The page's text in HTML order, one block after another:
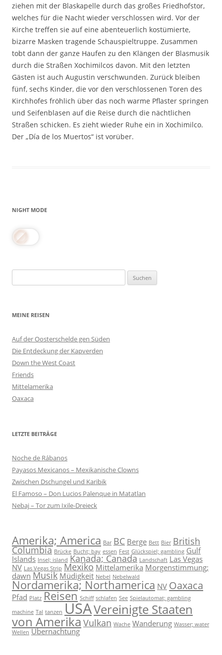
ziehen mit der Blaskapelle durch das großes Friedhofstor,
welches für die Nacht wieder verschlossen wird. Vor der
Kirche treffen sie auf eine abenteuerlich kostümierte,
bizarre Masken tragende Schauspieltruppe. Zusammen
tobt dann der ganze Haufen zu den Klängen der Blasmusik
durch die Straßen Xochimilcos davon. Mit den letzten
Gästen ist auch Augustin verschwunden. Zurück bleiben
fünf, sechs Kinder, die vor den verschlossenen Toren des
Kirchhofes fröhlich über das noch warme Pflaster springen
und Seifenblasen auf die Reise durch die nächtlichen
Straßen schicken. Es zieht wieder Ruhe ein in Xochimilco.
Der „Día de los Muertos“ ist vorüber.
NIGHT MODE
nach:
MEINE REISEN
Auf der Oosterschelde gen Süden
Die Entdeckung der Kapverden
Down the West Coast
Friends
Mittelamerika
Oaxaca
LETZTE BEITRÄGE
Noche de Rábanos
Payasos Mexicanos – Mexikanische Clowns
Zwischen Dschungel und Karibik
El Famoso – Don Lucios Palenque in Matatlan
Nebaj – Tor zum Ixile-Dreieck
Amerika; America Bar BC Berge Bett Bier British
Columbia Brücke Bucht; bay essen Fest Glückspiel; gambling Gulf
Islands Insel; island Kanada; Canada Landschaft Las Vegas
NV Las Vegas Strip Mexiko Mittelamerika Morgenstimmung;
dawn Musik Müdigkeit Nebel Nebelwald
Nordamerika; Northamerica NV Oaxaca
Pfad Platz Reisen Schiff schlafen See Spielautomat; gambling
machine Tal tanzen USAVereinigte Staaten
von AmerikaVulkan Wache Wanderung Wasser; water
Wellen Übernachtung